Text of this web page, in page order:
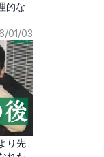
的な
01/03
り先